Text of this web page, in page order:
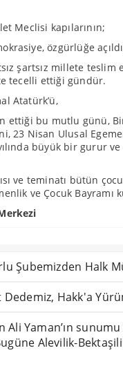
Meclisi kapılarının;
özgürlüğe
şartsız millete teslim
tecelli ettiği gündür.
Atatürk’ü,
ettiği bu mutlu günü,
23 Nisan Ulusal
büyük bir gurur ve
ve teminatı bütün
ve Çocuk Bayramı
Şubemizden Halk
Dedemiz, Hakk'a
Ali Yaman’ın
Alevilik-